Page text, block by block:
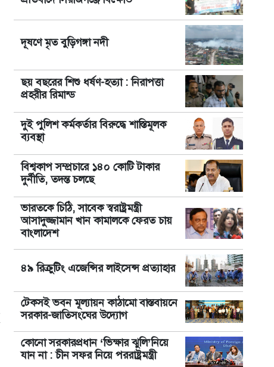
দূষণে মৃত বুড়িগঙ্গা নদী
ছয় বছরের শিশু ধর্ষণ-হত্যা : নিরাপত্তা
প্রহরীর রিমান্ড
দুই পুলিশ কর্মকর্তার বিরুদ্ধে শাস্তিমূলক
ব্যবস্থা
বিশ্বকাপ সম্প্রচারে ১৪০ কোটি টাকার
দুর্নীতি, তদন্ত চলছে
ভারতকে চিঠি, সাবেক স্বরাষ্ট্রমন্ত্রী
আসাদুজ্জামান খান কামালকে ফেরত চায়
বাংলাদেশ
৪৯ রিক্রুটিং এজেন্সির লাইসেন্স প্রত্যাহার
টেকসই ভবন মূল্যায়ন কাঠামো বাস্তবায়নে
সরকার-জাতিসংঘের উদ্যোগ
কোনো সরকারপ্রধান ‘ভিক্ষার ঝুলি’নিয়ে
যান না : চীন সফর নিয়ে পররাষ্ট্রমন্ত্রী